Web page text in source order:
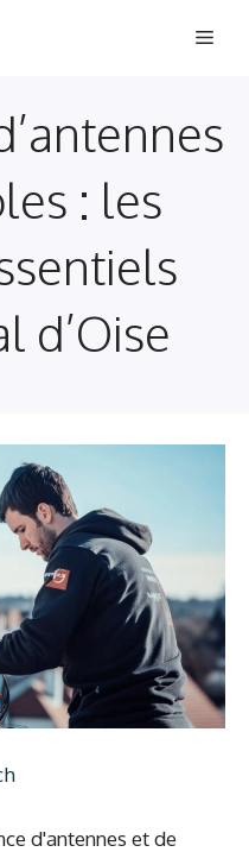
: les
d’Oise
d'antennes et de